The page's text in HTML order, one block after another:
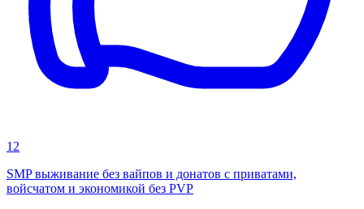
12
SMP выживание без вайпов и донатов с приватами,
войсчатом и экономикой без PVP